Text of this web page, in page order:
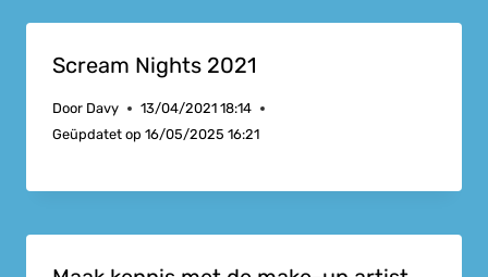
Scream Nights 2021
Door Davy
13/04/2021 18:14
Geüpdatet op 16/05/2025 16:21